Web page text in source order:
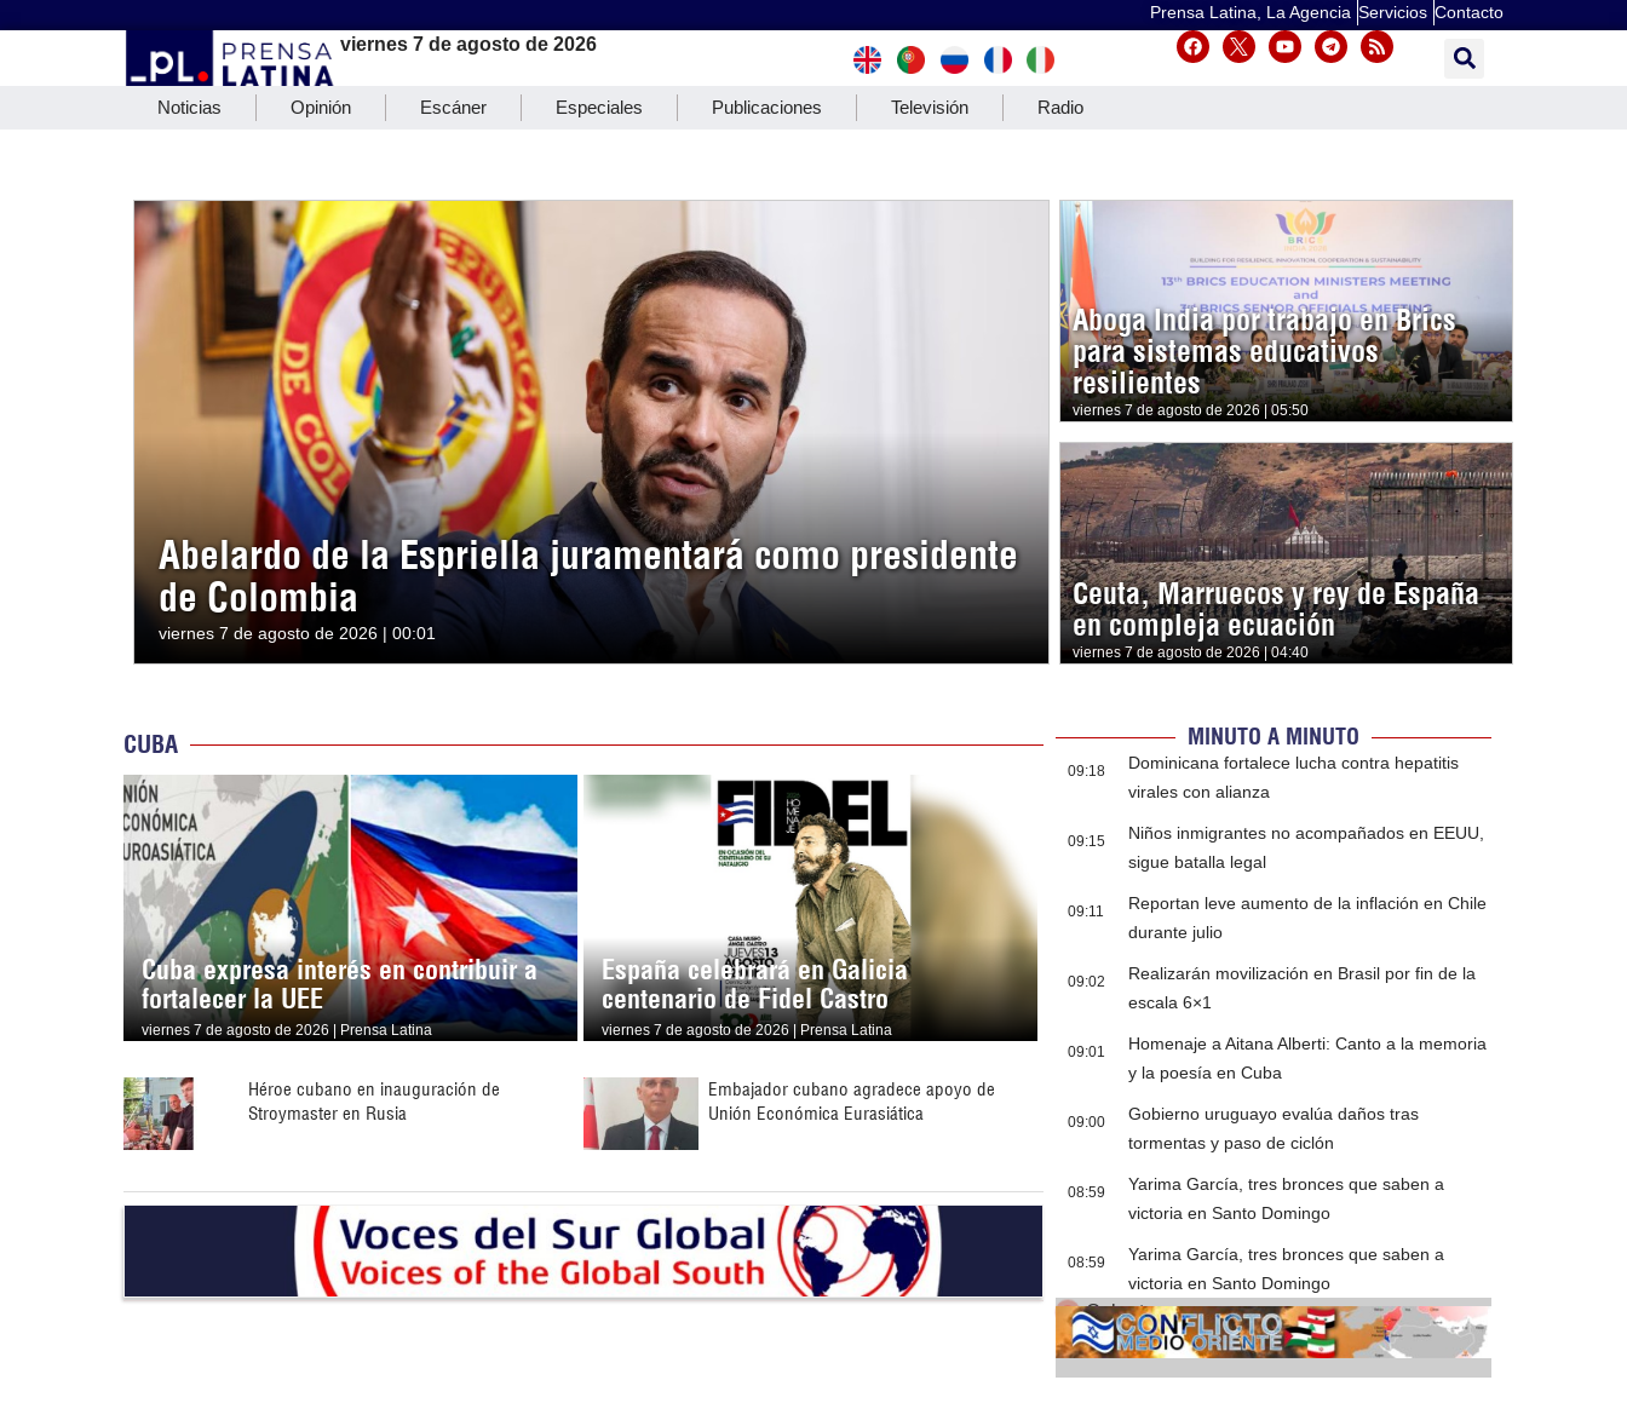
Prensa Latina, La Agencia Servicios Contacto
viernes 7 de agosto de 2026
Noticias Opinión Escáner Especiales Publicaciones Televisión Radio
Abelardo de la Espriella juramentará como presidente
de Colombia
viernes 7 de agosto de 2026 | 00:01
Aboga India por trabajo en Brics
para sistemas educativos
resilientes
viernes 7 de agosto de 2026 | 05:50
Ceuta, Marruecos y rey de España
en compleja ecuación
viernes 7 de agosto de 2026 | 04:40
CUBA
Cuba expresa interés en contribuir a
fortalecer la UEE
viernes 7 de agosto de 2026 | Prensa Latina
España celebrará en Galicia
centenario de Fidel Castro
viernes 7 de agosto de 2026 | Prensa Latina
Héroe cubano en inauguración de
Stroymaster en Rusia
Embajador cubano agradece apoyo de
Unión Económica Eurasiática
MINUTO A MINUTO
09:18
Dominicana fortalece lucha contra hepatitis
virales con alianza
09:15
Niños inmigrantes no acompañados en EEUU,
sigue batalla legal
09:11
Reportan leve aumento de la inflación en Chile
durante julio
09:02
Realizarán movilización en Brasil por fin de la
escala 6×1
09:01
Homenaje a Aitana Alberti: Canto a la memoria
y la poesía en Cuba
09:00
Gobierno uruguayo evalúa daños tras
tormentas y paso de ciclón
08:59
Yarima García, tres bronces que saben a
victoria en Santo Domingo
08:59
Yarima García, tres bronces que saben a
victoria en Santo Domingo
Cobertura